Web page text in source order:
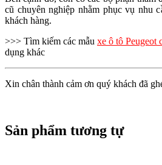
cũ chuyên nghiệp nhằm phục vụ nhu
khách hàng.
>>> Tìm kiếm các mẫu xe ô tô Peugeot
dụng khác
Xin chân thành cảm ơn quý khách đã
Sản phẩm tương tự